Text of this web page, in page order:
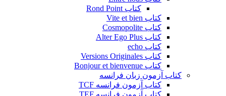
کتاب Rond Point
کتاب Vite et bien
کتاب Cosmopolite
کتاب Alter Ego Plus
کتاب echo
کتاب Versions Originales
کتاب Bonjour et bienvenue
کتاب آزمون زبان فرانسه
کتاب آزمون فرانسه TCF
کتاب آزمون فرانسه TEF